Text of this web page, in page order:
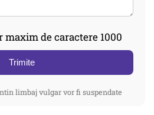
maxim de caractere 1000
Trimite
limbaj vulgar vor fi suspendate